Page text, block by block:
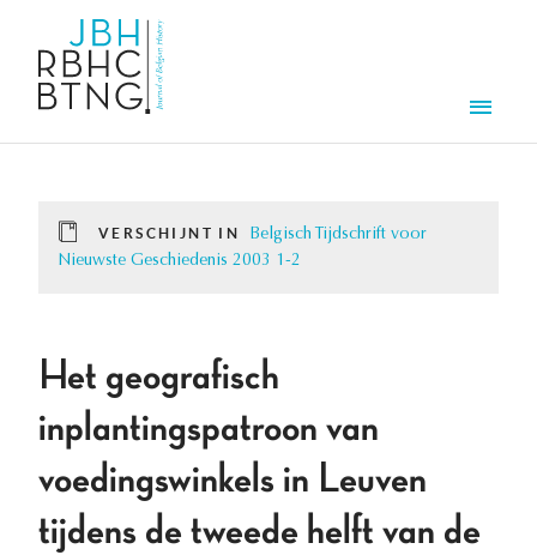
VERSCHIJNT IN
Belgisch Tijdschrift voor
Nieuwste Geschiedenis 2003 1-2
Het geografisch
inplantingspatroon van
voedingswinkels in Leuven
tijdens de tweede helft van de